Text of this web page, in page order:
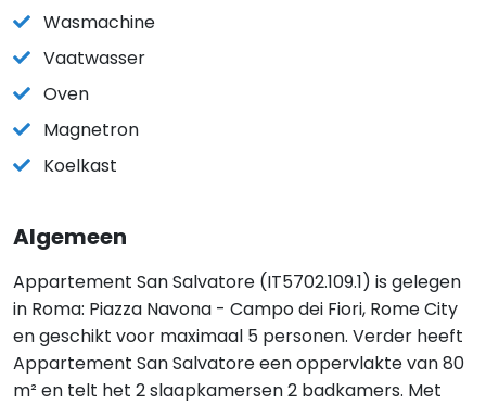
Wasmachine
Vaatwasser
Oven
Magnetron
Koelkast
Algemeen
Appartement San Salvatore (IT5702.109.1) is gelegen
in Roma: Piazza Navona - Campo dei Fiori, Rome City
en geschikt voor maximaal 5 personen. Verder heeft
Appartement San Salvatore een oppervlakte van 80
m² en telt het 2 slaapkamersen 2 badkamers. Met